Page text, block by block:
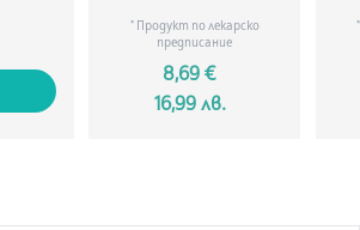
* Продукт по лекарско
предписание
8,69 €
16,99 лв.